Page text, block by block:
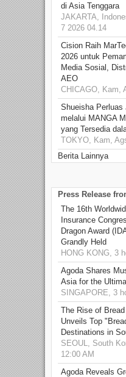
di Asia Tenggara
JAKARTA,
7 2026 04.14
Cision Raih
2026 untuk
Media Sosial,
AEO
CHICAGO, Kam,
Shueisha Perluas
melalui MANGA
yang Tersedia
TOKYO, Kam,
Berita Lainnya
Press Release
The 16th
Insurance
Dragon Award
Grandly Held
HONG KONG, 3
Agoda Shares
Asia for the
SINGAPORE, 3
The Rise of
Unveils Top
Destinations in
SEOUL, South
12:00 AM
Agoda Reveals